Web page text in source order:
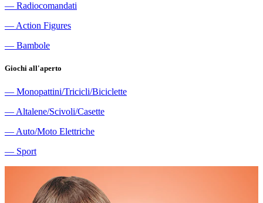
― Radiocomandati
― Action Figures
― Bambole
Giochi all'aperto
― Monopattini/Tricicli/Biciclette
― Altalene/Scivoli/Casette
― Auto/Moto Elettriche
― Sport